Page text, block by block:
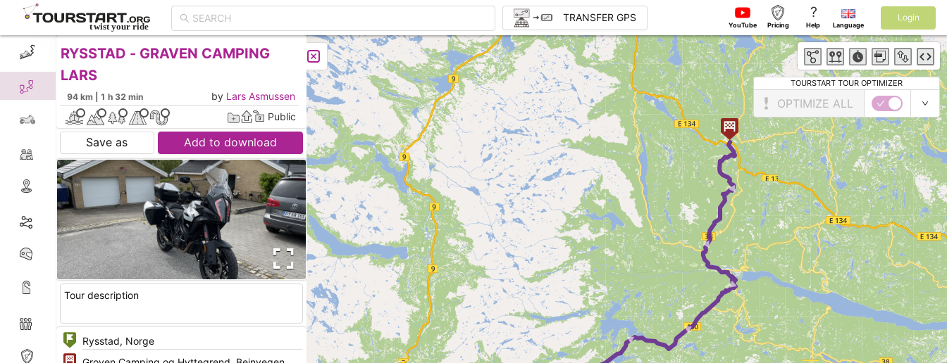
TRANSFER GPS
YouTube Pricing
?
Help Language
Login
CREATE TOUR LIST
RYSSTAD - GRAVEN CAMPING
LARS
94 km | 1 h 32 min by Lars Asmussen
Public
Save as Add to download
Tour description
TOURSTART TOUR OPTIMIZER
OPTIMIZE ALL